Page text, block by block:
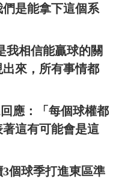
們是能拿下這個系
我相信能贏球的關
來，所有事情都
應：「每個球權都
這有可能會是這
個球季打進東區準